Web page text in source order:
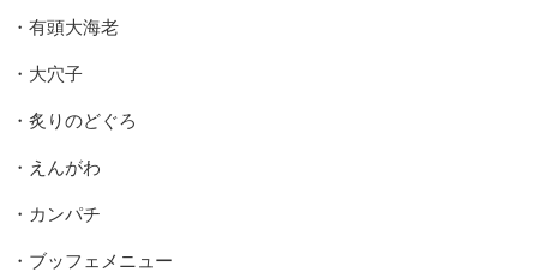
・有頭大海老
・大穴子
・炙りのどぐろ
・えんがわ
・カンパチ
・ブッフェメニュー